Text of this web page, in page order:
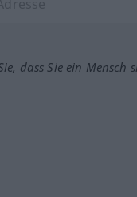
dass Sie ein Mensch